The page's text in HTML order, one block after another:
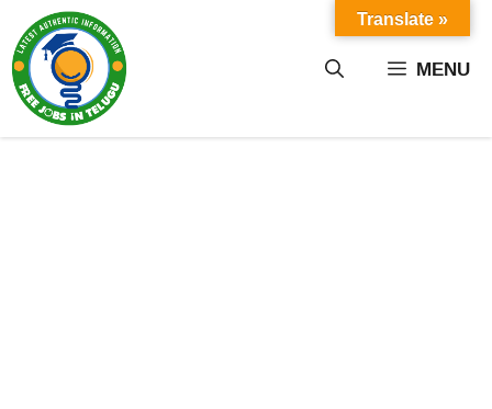
content MENU
Translate »